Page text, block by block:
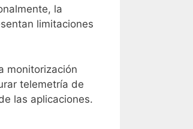
la
limitaciones
monitorización
telemetría de
las aplicaciones.